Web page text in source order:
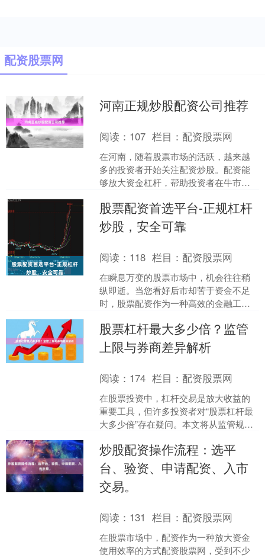
配资股票网
河南正规炒股配资公司推荐
阅读： 107 栏目：配资股票网
在河南，随着股票市场的活跃，越来越
多的投资者开始关注配资炒股。配资能
够放大资金杠杆，帮助投资者在牛市中
因此，选择一家正规、安全....
股票配资首选平台-正规杠杆
炒股，安全可靠
阅读： 118 栏目：配资股票网
在瞬息万变的股票市场中，机会往往稍
纵即逝。当您看好后市却苦于资金不足
时，股票配资作为一种高效的金融工具
帮助投资者放大收益，及时....
股票杠杆最大多少倍？监管
上限与券商差异解析
阅读： 174 栏目：配资股票网
在股票投资中，杠杆交易是放大收益的
重要工具，但许多投资者对“股票杠杆最
大多少倍”存在疑问。本文将从监管规定
析杠杆倍数上限及其差....
炒股配资操作流程：选平
台、验资、申请配资、入市
交易。
阅读： 131 栏目：配资股票网
在股票市场中，配资作为一种放大资金
使用效率的方式配资股票网，受到不少